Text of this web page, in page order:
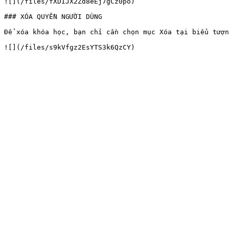
### XÓA QUYỀN NGƯỜI DÙNG
Để xóa khóa học, bạn chỉ cần chọn mục Xóa tại biểu